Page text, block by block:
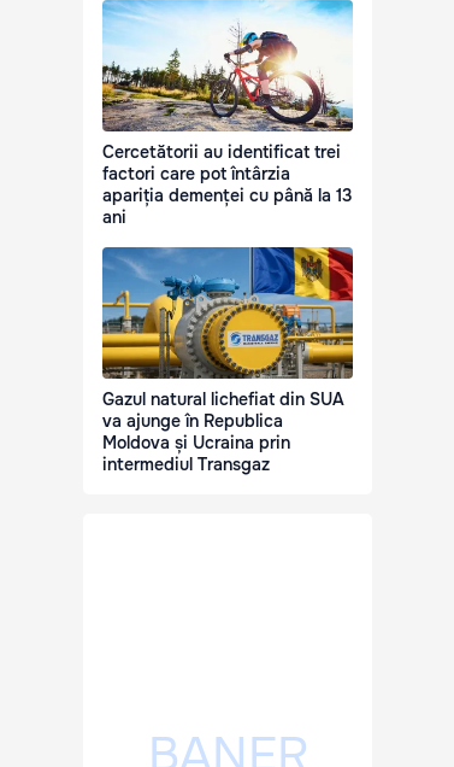
Cercetătorii au identificat trei
factori care pot întârzia
apariția demenței cu până la 13
ani
Gazul natural lichefiat din SUA
va ajunge în Republica
Moldova și Ucraina prin
intermediul Transgaz